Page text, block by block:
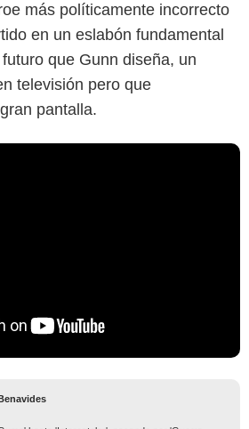
más políticamente incorrecto
en un eslabón fundamental
que Gunn diseña, un
televisión pero que
pantalla.